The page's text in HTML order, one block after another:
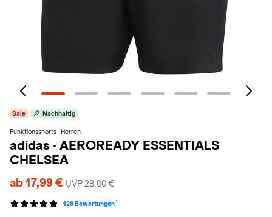
Sale Nachhaltig
Funktionsshorts · Herren
adidas · AEROREADY ESSENTIALS
CHELSEA
ab 17,99 € UVP 28,00 €
128 Bewertungen 1